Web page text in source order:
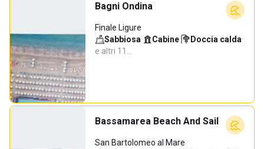
Bagni Ondina
Finale Ligure
Sabbiosa· Cabine· Doccia calda·
e altri 11…
Bassamarea Beach And Sail
San Bartolomeo al Mare